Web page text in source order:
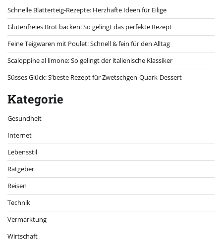
Schnelle Blätterteig-Rezepte: Herzhafte Ideen für Eilige
Glutenfreies Brot backen: So gelingt das perfekte Rezept
Feine Teigwaren mit Poulet: Schnell & fein für den Alltag
Scaloppine al limone: So gelingt der italienische Klassiker
Süsses Glück: S’beste Rezept für Zwetschgen-Quark-Dessert
Kategorie
Gesundheit
Internet
Lebensstil
Ratgeber
Reisen
Technik
Vermarktung
Wirtschaft